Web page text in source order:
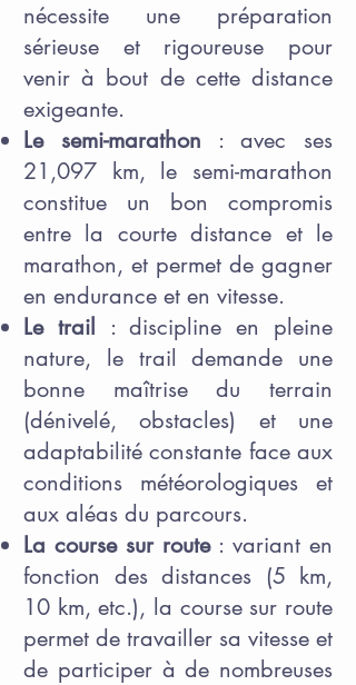
nécessite une préparation
sérieuse et rigoureuse pour
venir à bout de cette distance
exigeante.
Le semi-marathon : avec ses
21,097 km, le semi-marathon
constitue un bon compromis
entre la courte distance et le
marathon, et permet de gagner
en endurance et en vitesse.
Le trail : discipline en pleine
nature, le trail demande une
bonne maîtrise du terrain
(dénivelé, obstacles) et une
adaptabilité constante face aux
conditions météorologiques et
aux aléas du parcours.
La course sur route: variant en
fonction des distances (5 km,
10 km, etc.), la course sur route
permet de travailler sa vitesse et
de participer à de nombreuses